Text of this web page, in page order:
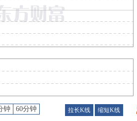
钟 60分钟 拉长K线 缩短K线